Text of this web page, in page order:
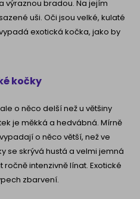
výraznou bradou. Na jejím
uši. Oči jsou velké, kulaté
exotická kočka, jako by
kočky
o něco delší než u většiny
je měkká a hedvábná. Mírně
o něco větší, než ve
se skrývá hustá a velmi jemná
intenzivně línat. Exotické
zbarvení.